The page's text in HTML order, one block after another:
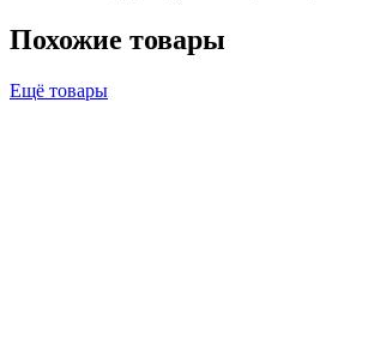
Похожие товары
Ещё товары